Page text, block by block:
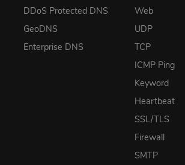
DDoS Protected DNS
GeoDNS
Enterprise DNS
Web
UDP
TCP
ICMP Ping
Keyword
Heartbeat
SSL/TLS
Firewall
SMTP